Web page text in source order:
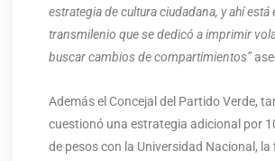
estrategia de cultura ciudadana, y ahí está
transmilenio que se dedicó a imprimir
buscar cambios de compartimientos”
Además el Concejal del Partido Verde,
cuestionó una estrategia adicional por
de pesos con la Universidad Nacional, la